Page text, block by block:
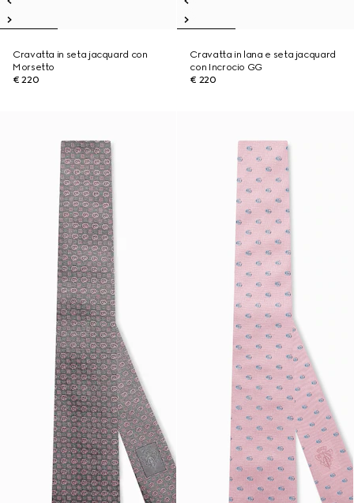
Cravatta in seta jacquard con
Morsetto
€ 220
Cravatta in lana e seta jacquard
con Incrocio GG
€ 220